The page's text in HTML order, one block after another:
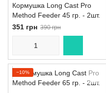
Кормушка Long Cast Pro
Method Feeder 45 гр. - 2шт.
351 грн 390 грн
−10%